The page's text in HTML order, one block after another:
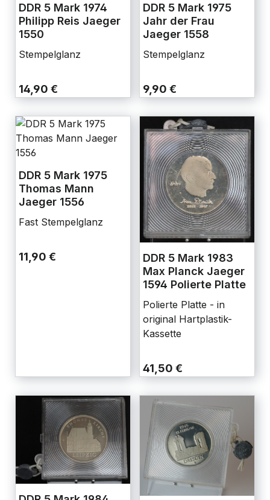
DDR 5 Mark 1974
Philipp Reis Jaeger
1550
Stempelglanz
14,90 €
DDR 5 Mark 1975
Jahr der Frau
Jaeger 1558
Stempelglanz
9,90 €
DDR 5 Mark 1975
Thomas Mann
Jaeger 1556
Fast Stempelglanz
11,90 €
DDR 5 Mark 1983
Max Planck Jaeger
1594 Polierte Platte
Polierte Platte - in
original Hartplastik-
Kassette
41,50 €